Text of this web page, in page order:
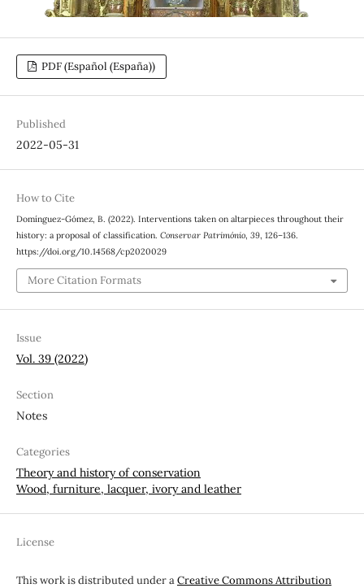
PDF (Español (España))
Published
2022-05-31
How to Cite
Domínguez-Gómez, B. (2022). Interventions taken on altarpieces throughout their
history: a proposal of classification. Conservar Património, 39, 126–136.
https://doi.org/10.14568/cp2020029
More Citation Formats
Issue
Vol. 39 (2022)
Section
Notes
Categories
Theory and history of conservation
Wood, furniture, lacquer, ivory and leather
License
This work is distributed under aCreative Commons Attribution